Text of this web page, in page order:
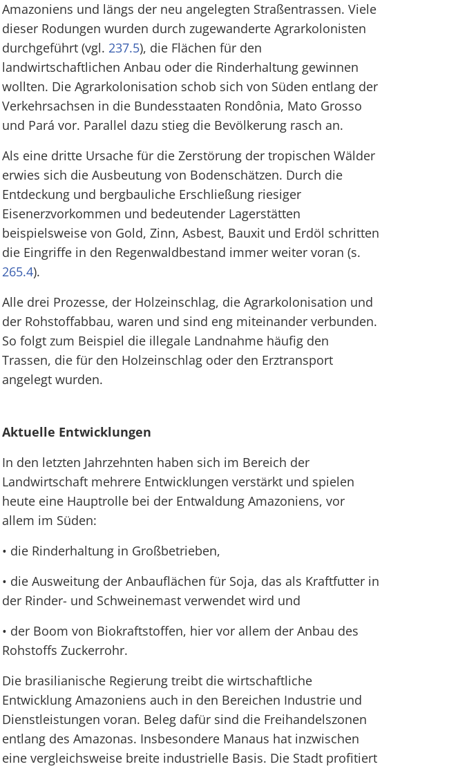
Amazoniens und längs der neu angelegten Straßentrassen. Viele
dieser Rodungen wurden durch zugewanderte Agrarkolonisten
durchgeführt (vgl. 237.5), die Flächen für den
landwirtschaftlichen Anbau oder die Rinderhaltung gewinnen
wollten. Die Agrarkolonisation schob sich von Süden entlang der
Verkehrsachsen in die Bundesstaaten Rondônia, Mato Grosso
und Pará vor. Parallel dazu stieg die Bevölkerung rasch an.
Als eine dritte Ursache für die Zerstörung der tropischen Wälder
erwies sich die Ausbeutung von Bodenschätzen. Durch die
Entdeckung und bergbauliche Erschließung riesiger
Eisenerzvorkommen und bedeutender Lagerstätten
beispielsweise von Gold, Zinn, Asbest, Bauxit und Erdöl schritten
die Eingriffe in den Regenwaldbestand immer weiter voran (s.
265.4).
Alle drei Prozesse, der Holzeinschlag, die Agrarkolonisation und
der Rohstoffabbau, waren und sind eng miteinander verbunden.
So folgt zum Beispiel die illegale Landnahme häufig den
Trassen, die für den Holzeinschlag oder den Erztransport
angelegt wurden.
Aktuelle Entwicklungen
In den letzten Jahrzehnten haben sich im Bereich der
Landwirtschaft mehrere Entwicklungen verstärkt und spielen
heute eine Hauptrolle bei der Entwaldung Amazoniens, vor
allem im Süden:
• die Rinderhaltung in Großbetrieben,
• die Ausweitung der Anbauflächen für Soja, das als Kraftfutter in
der Rinder- und Schweinemast verwendet wird und
• der Boom von Biokraftstoffen, hier vor allem der Anbau des
Rohstoffs Zuckerrohr.
Die brasilianische Regierung treibt die wirtschaftliche
Entwicklung Amazoniens auch in den Bereichen Industrie und
Dienstleistungen voran. Beleg dafür sind die Freihandelszonen
entlang des Amazonas. Insbesondere Manaus hat inzwischen
eine vergleichsweise breite industrielle Basis. Die Stadt profitiert